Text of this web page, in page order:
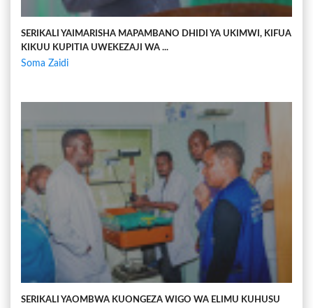
SERIKALI YAIMARISHA MAPAMBANO DHIDI YA UKIMWI, KIFUA
KIKUU KUPITIA UWEKEZAJI WA ...
Soma Zaidi
SERIKALI YAOMBWA KUONGEZA WIGO WA ELIMU KUHUSU